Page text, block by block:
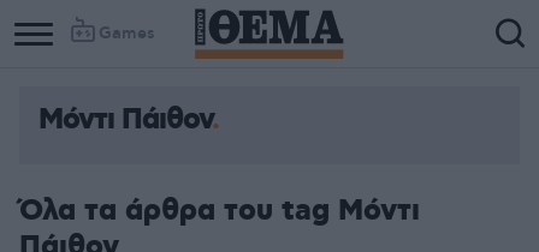
Games
Μόντι Πάιθον
Όλα τα άρθρα του tag Μόντι